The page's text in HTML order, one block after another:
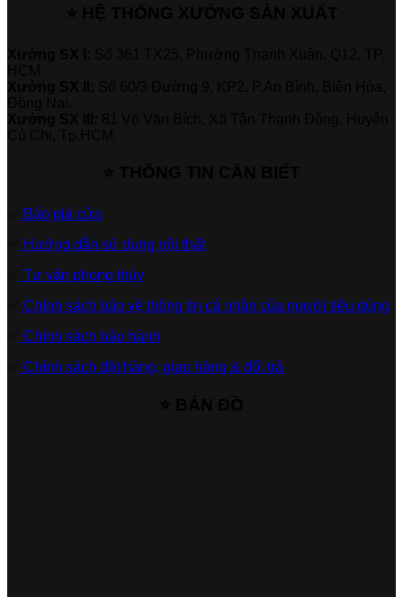
Báo giá cửa
Hướng dẫn sử dụng nội thất
Tư vấn phong thủy
Chính sách bảo vệ thông tin cá nhân của người tiêu dùng
Chính sách bảo hành
Chính sách đặt hàng, giao hàng & đổi trả